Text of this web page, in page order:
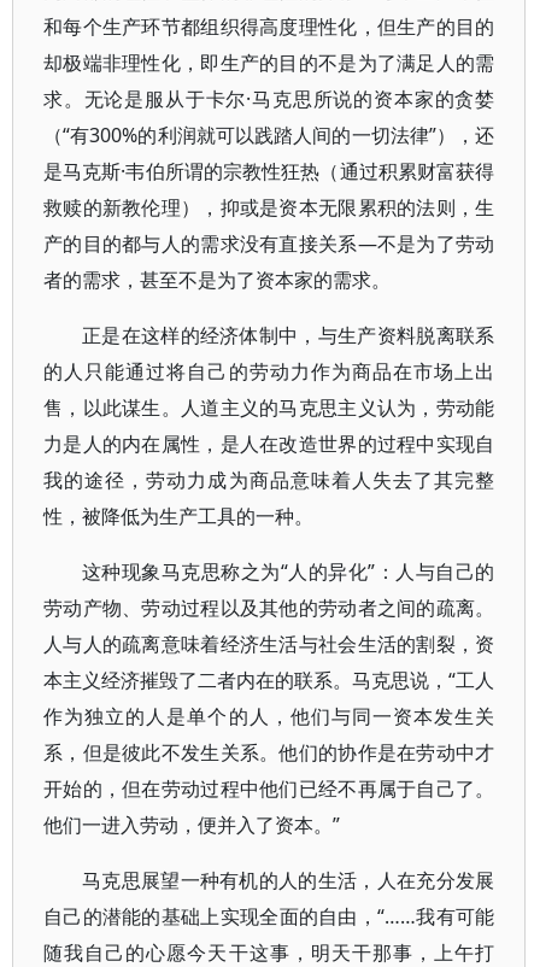
和每个生产环节都组织得高度理性化，但生产的目的
却极端非理性化，即生产的目的不是为了满足人的需
求。无论是服从于卡尔·马克思所说的资本家的贪婪
（“有300%的利润就可以践踏人间的一切法律”），还
是马克斯·韦伯所谓的宗教性狂热（通过积累财富获得
救赎的新教伦理），抑或是资本无限累积的法则，生
产的目的都与人的需求没有直接关系—不是为了劳动
者的需求，甚至不是为了资本家的需求。
正是在这样的经济体制中，与生产资料脱离联系
的人只能通过将自己的劳动力作为商品在市场上出
售，以此谋生。人道主义的马克思主义认为，劳动能
力是人的内在属性，是人在改造世界的过程中实现自
我的途径，劳动力成为商品意味着人失去了其完整
性，被降低为生产工具的一种。
这种现象马克思称之为“人的异化”：人与自己的
劳动产物、劳动过程以及其他的劳动者之间的疏离。
人与人的疏离意味着经济生活与社会生活的割裂，资
本主义经济摧毁了二者内在的联系。马克思说，“工人
作为独立的人是单个的人，他们与同一资本发生关
系，但是彼此不发生关系。他们的协作是在劳动中才
开始的，但在劳动过程中他们已经不再属于自己了。
他们一进入劳动，便并入了资本。”
马克思展望一种有机的人的生活，人在充分发展
自己的潜能的基础上实现全面的自由，“……我有可能
随我自己的心愿今天干这事，明天干那事，上午打